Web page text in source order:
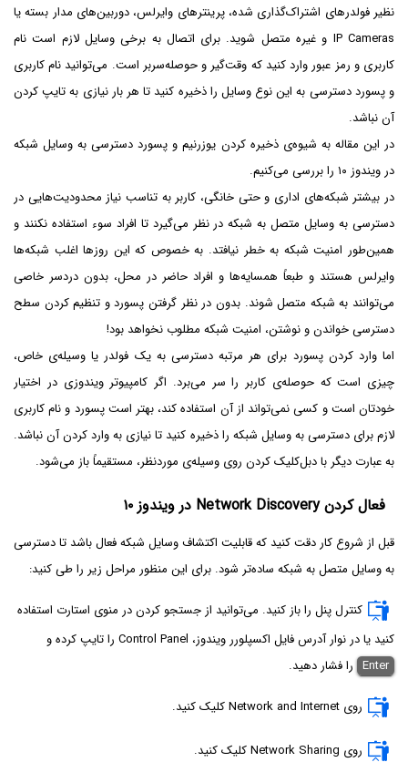
نظیر فولدرهای اشتراک‌گذاری شده، پرینترهای وایرلس، دوربین‌های مدار بسته یا
IP Cameras و غیره متصل شوید. برای اتصال به برخی وسایل لازم است نام
کاربری و رمز عبور وارد کنید که وقت‌گیر و حوصله‌سربر است. می‌توانید نام کاربری
و پسورد دسترسی به این نوع وسایل را ذخیره کنید تا هر بار نیازی به تایپ کردن
آن نباشد.
در این مقاله به شیوه‌ی ذخیره کردن یوزرنیم و پسورد دسترسی به وسایل شبکه
در ویندوز ۱۰ را بررسی می‌کنیم.
در بیشتر شبکه‌های اداری و حتی خانگی، کاربر به تناسب نیاز محدودیت‌هایی در
دسترسی به وسایل متصل به شبکه در نظر می‌گیرد تا افراد سوء استفاده نکنند و
همین‌طور امنیت شبکه به خطر نیافتد. به خصوص که این روزها اغلب شبکه‌ها
وایرلس هستند و طبعاً همسایه‌ها و افراد حاضر در محل، بدون دردسر خاصی
می‌توانند به شبکه متصل شوند. بدون در نظر گرفتن پسورد و تنظیم کردن سطح
دسترسی خواندن و نوشتن، امنیت شبکه مطلوب نخواهد بود!
اما وارد کردن پسورد برای هر مرتبه دسترسی به یک فولدر یا وسیله‌ی خاص،
چیزی است که حوصله‌ی کاربر را سر می‌برد. اگر کامپیوتر ویندوزی در اختیار
خودتان است و کسی نمی‌تواند از آن استفاده کند، بهتر است پسورد و نام کاربری
لازم برای دسترسی به وسایل شبکه را ذخیره کنید تا نیازی به وارد کردن آن نباشد.
به عبارت دیگر با دبل‌کلیک کردن روی وسیله‌ی موردنظر، مستقیماً باز می‌شود.
فعال کردن Network Discovery در ویندوز ۱۰
قبل از شروع کار دقت کنید که قابلیت اکتشاف وسایل شبکه فعال باشد تا دسترسی
به وسایل متصل به شبکه ساده‌تر شود. برای این منظور مراحل زیر را طی کنید:
کنترل پنل را باز کنید. می‌توانید از جستجو کردن در منوی استارت استفاده
کنید یا در نوار آدرس فایل اکسپلورر ویندوز، Control Panel را تایپ کرده و
Enter را فشار دهید.
روی Network and Internet کلیک کنید.
روی Network Sharing کلیک کنید.